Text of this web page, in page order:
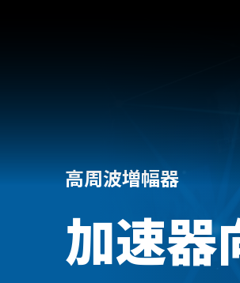
高周波増幅器
加速器